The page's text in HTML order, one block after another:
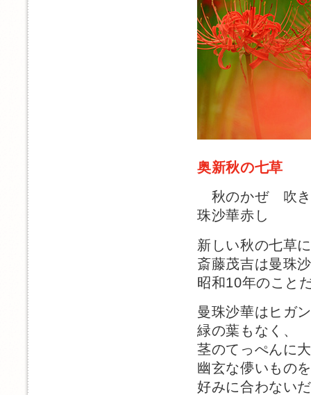
奥新秋の七草
秋のかぜ 吹
珠沙華赤し
新しい秋の七草
斎藤茂吉は曼珠
昭和10年のこと
曼珠沙華はヒガ
緑の葉もなく、
茎のてっぺんに
幽玄な儚いもの
好みに合わない